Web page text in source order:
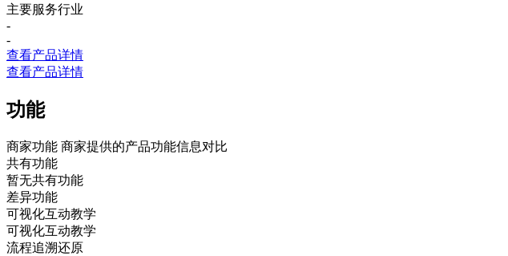
主要服务行业
-
-
查看产品详情
查看产品详情
功能
商家功能 商家提供的产品功能信息对比
共有功能
暂无共有功能
差异功能
可视化互动教学
可视化互动教学
流程追溯还原